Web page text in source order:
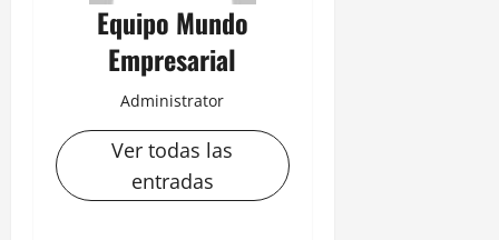
Equipo Mundo
Empresarial
Administrator
Ver todas las
entradas